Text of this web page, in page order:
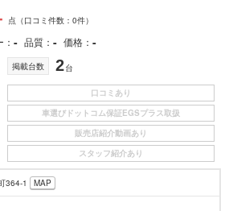
点 （口コミ件数：0件）
- 品質 - 価格 -
掲載台数 2台
口コミあり
車選びドットコム保証EGSプラス取扱
販売店紹介動画あり
スタッフ紹介あり
364-1 MAP